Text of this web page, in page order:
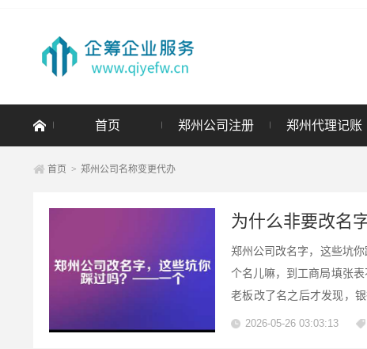
首页 郑州公司注册 郑州代理记账
首页 > 郑州公司名称变更代办
为什么非要改名
郑州公司改名字，这些坑
个名儿嘛，到工商局填张
老板改了名之后才发现，
这一堆烂摊子，最后还得
2026-05-26 03:03:13